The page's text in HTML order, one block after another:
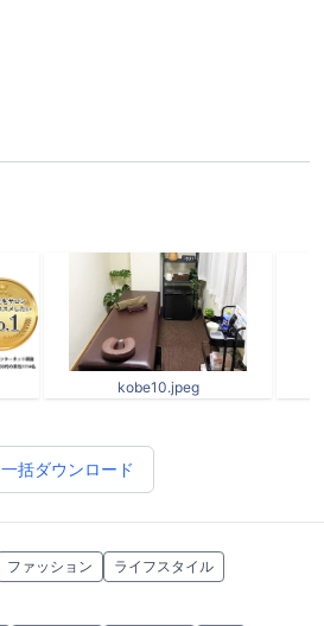
kobe10.jpeg
一括ダウンロード
ファッション ライフスタイル